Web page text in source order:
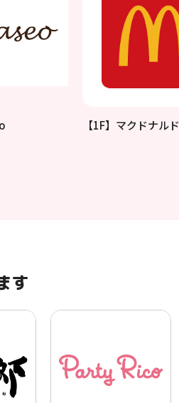
【1F】マクドナルド
す